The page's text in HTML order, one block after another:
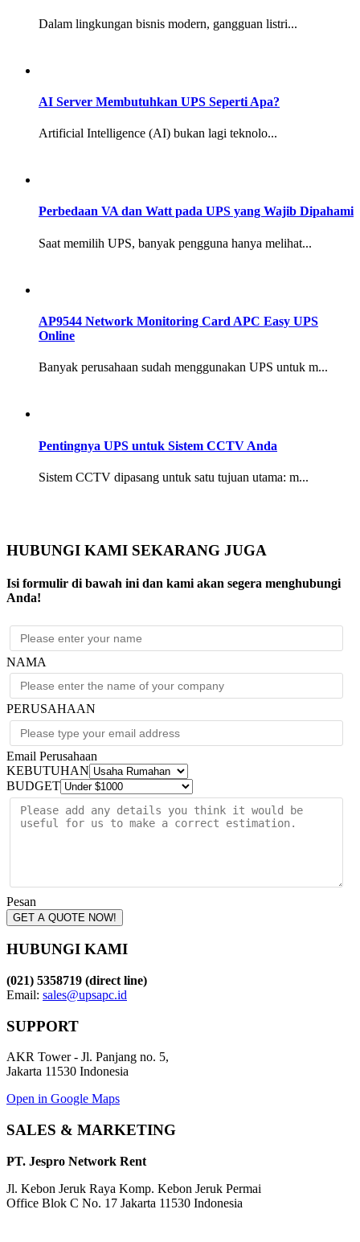
Dalam lingkungan bisnis modern, gangguan listri...
AI Server Membutuhkan UPS Seperti Apa?
Artificial Intelligence (AI) bukan lagi teknolo...
Perbedaan VA dan Watt pada UPS yang Wajib Dipahami
Saat memilih UPS, banyak pengguna hanya melihat...
AP9544 Network Monitoring Card APC Easy UPS
Online
Banyak perusahaan sudah menggunakan UPS untuk m...
Pentingnya UPS untuk Sistem CCTV Anda
Sistem CCTV dipasang untuk satu tujuan utama: m...
HUBUNGI KAMI SEKARANG JUGA
Isi formulir di bawah ini dan kami akan segera menghubungi
Anda!
NAMA
PERUSAHAAN
Email Perusahaan
KEBUTUHAN
BUDGET
Pesan
GET A QUOTE NOW!
HUBUNGI KAMI
(021) 5358719 (direct line)
Email: sales@upsapc.id
SUPPORT
AKR Tower - Jl. Panjang no. 5,
Jakarta 11530 Indonesia
Open in Google Maps
SALES & MARKETING
PT. Jespro Network Rent
Jl. Kebon Jeruk Raya Komp. Kebon Jeruk Permai
Office Blok C No. 17 Jakarta 11530 Indonesia